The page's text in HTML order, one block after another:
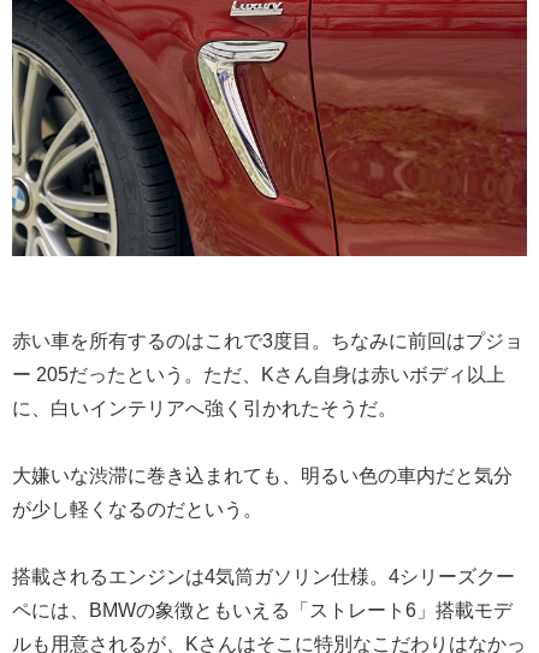
赤い車を所有するのはこれで3度目。ちなみに前回はプジョ
ー 205だったという。ただ、Kさん自身は赤いボディ以上
に、白いインテリアへ強く引かれたそうだ。
大嫌いな渋滞に巻き込まれても、明るい色の車内だと気分
が少し軽くなるのだという。
搭載されるエンジンは4気筒ガソリン仕様。4シリーズクー
ペには、BMWの象徴ともいえる「ストレート6」搭載モデ
ルも用意されるが、Kさんはそこに特別なこだわりはなかっ